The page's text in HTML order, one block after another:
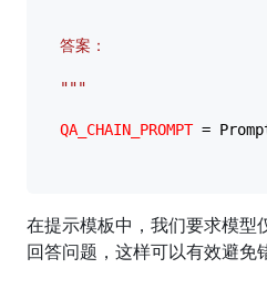
答案：
"""
QA_CHAIN_PROMPT =
在提示模板中，我们要求模型
回答问题，这样可以有效避免